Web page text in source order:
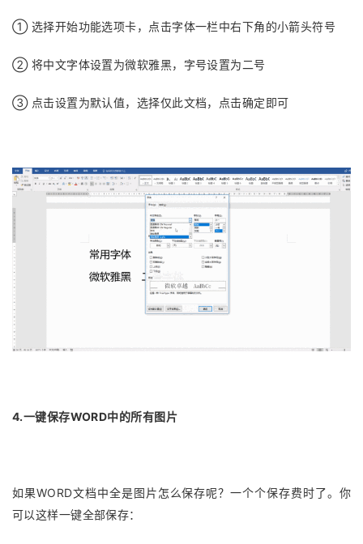
① 选择开始功能选项卡，点击字体一栏中右下角的小箭头符号
② 将中文字体设置为微软雅黑，字号设置为二号
③ 点击设置为默认值，选择仅此文档，点击确定即可
4.一键保存WORD中的所有图片
如果WORD文档中全是图片怎么保存呢？一个个保存费时了。你
可以这样一键全部保存：